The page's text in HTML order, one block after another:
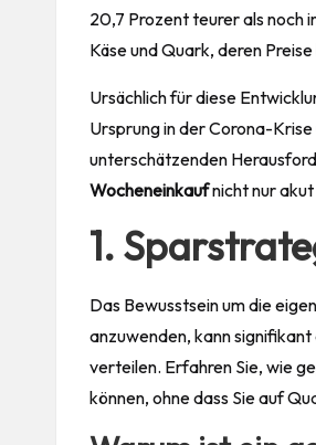
20,7 Prozent teurer als noch
Käse und Quark, deren
Ursächlich für diese
Ursprung in der Corona-
unterschätzenden
Wocheneinkaufnicht nur
1.
Das Bewusstsein um die
anzuwenden, kann
verteilen. Erfahren Sie, wie
können, ohne dass Sie auf